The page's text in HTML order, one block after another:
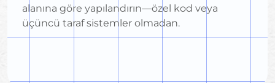
alanına göre yapılandırın—özel kod veya
üçüncü taraf sistemler olmadan.